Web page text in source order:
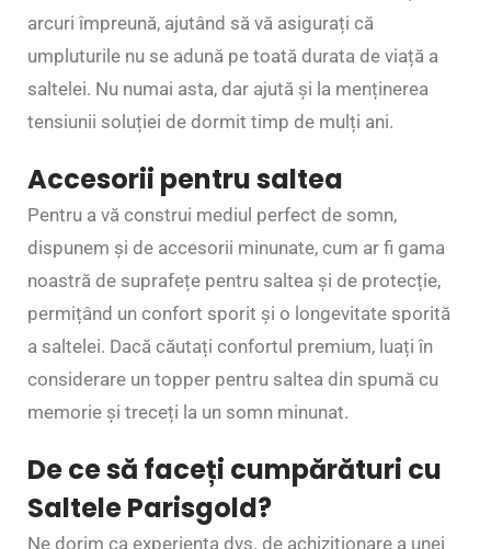
arcuri împreună, ajutând să vă asigurați că
umpluturile nu se adună pe toată durata de viață a
saltelei. Nu numai asta, dar ajută și la menținerea
tensiunii soluției de dormit timp de mulți ani.
Accesorii pentru saltea
Pentru a vă construi mediul perfect de somn,
dispunem și de accesorii minunate, cum ar fi gama
noastră de suprafețe pentru saltea și de protecție,
permițând un confort sporit și o longevitate sporită
a saltelei. Dacă căutați confortul premium, luați în
considerare un topper pentru saltea din spumă cu
memorie și treceți la un somn minunat.
De ce să faceți cumpărături cu
Saltele Parisgold?
Ne dorim ca experiența dvs. de achiziționare a unei